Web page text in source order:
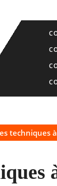
techniques